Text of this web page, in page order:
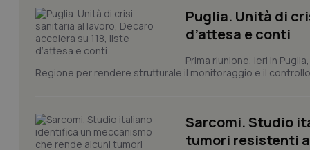
Puglia. Unità di
d’attesa e conti
Prima riunione, ieri in
Regione per rendere strutturale il monitoraggio e il
Sarcomi. Studio
tumori resistenti
I cookie necessari
e l'accesso alle aree
Nome